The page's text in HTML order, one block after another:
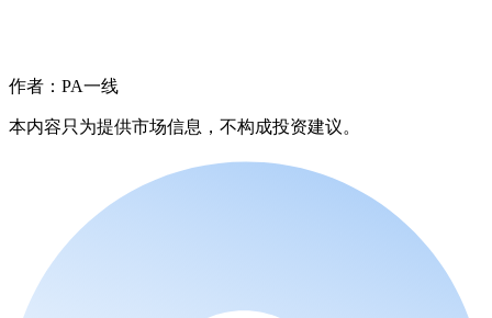
作者：PA一线
本内容只为提供市场信息，不构成投资建议。